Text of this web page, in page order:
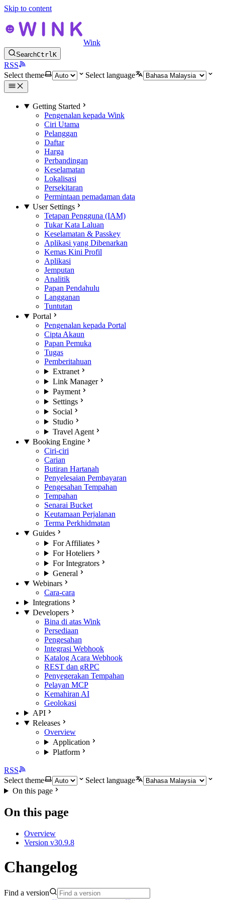
Skip to content
Wink
SearchCtrlK
RSS
Select theme
Select language
Getting Started
Pengenalan kepada Wink
Ciri Utama
Pelanggan
Daftar
Harga
Perbandingan
Keselamatan
Lokalisasi
Persekitaran
Permintaan pemadaman data
User Settings
Tetapan Pengguna (IAM)
Tukar Kata Laluan
Keselamatan & Passkey
Aplikasi yang Dibenarkan
Kemas Kini Profil
Aplikasi
Jemputan
Analitik
Papan Pendahulu
Langganan
Tuntutan
Portal
Pengenalan kepada Portal
Cipta Akaun
Papan Pemuka
Tugas
Pemberitahuan
Extranet
Link Manager
Payment
Settings
Social
Studio
Travel Agent
Booking Engine
Ciri-ciri
Carian
Butiran Hartanah
Penyelesaian Pembayaran
Pengesahan Tempahan
Tempahan
Senarai Bucket
Keutamaan Perjalanan
Terma Perkhidmatan
Guides
For Affiliates
For Hoteliers
For Integrators
General
Webinars
Cara-cara
Integrations
Developers
Bina di atas Wink
Persediaan
Pengesahan
Integrasi Webhook
Katalog Acara Webhook
REST dan gRPC
Penyegerakan Tempahan
Pelayan MCP
Kemahiran AI
Geolokasi
API
Releases
Overview
Application
Platform
RSS
Select theme
Select language
On this page
On this page
Overview
Version v30.9.8
Changelog
Find a version